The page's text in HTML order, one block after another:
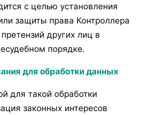
с целью установления
защиты права Контроллера
других лиц в
порядке.
для обработки данных
для такой обработки
законных интересов